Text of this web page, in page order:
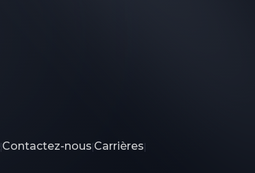
|Contactez-nous|Carrières|